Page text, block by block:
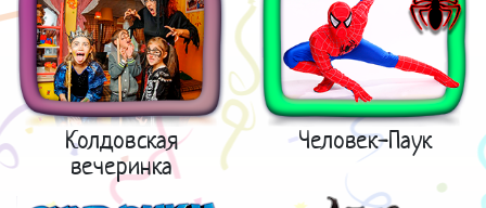
Колдовская
вечеринка
Человек-Паук